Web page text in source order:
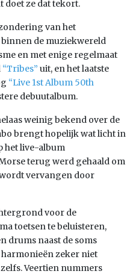
doet ze dat tekort.
van het
de muziekwereld
en met enige regelmaat
“Tribes” uit, en het laatste
“Live 1st Album 50th
debuutalbum.
weinig bekend over de
brengt hopelijk wat licht in
het live-album
terug werd gehaald om
vervangen door
voor de
toetsen te beluisteren,
drums naast de soms
zeker niet
Veertien nummers